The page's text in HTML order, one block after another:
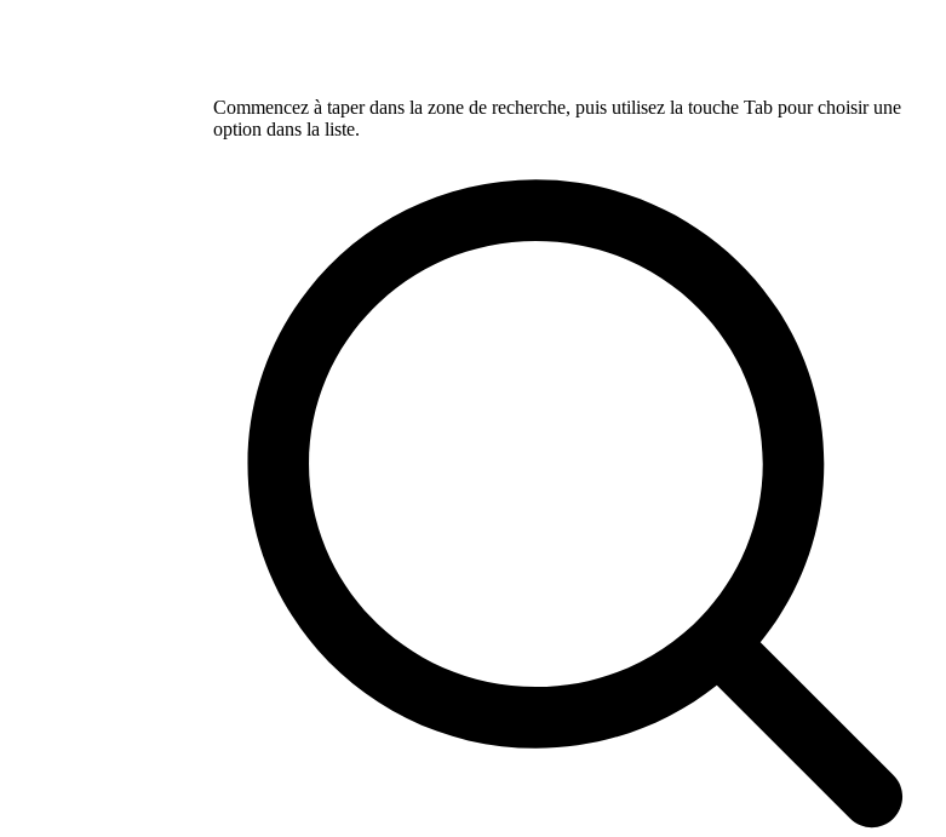
Commencez à taper dans la zone de recherche, puis utilisez la touche Tab pour choisir une
option dans la liste.